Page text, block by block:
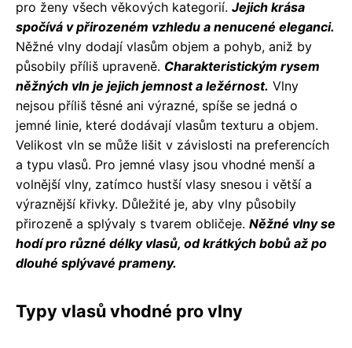
pro ženy všech věkových kategorií. Jejich krása
spočívá v přirozeném vzhledu a nenucené eleganci.
Něžné vlny dodají vlasům objem a pohyb, aniž by
působily příliš upraveně. Charakteristickým rysem
něžných vln je jejich jemnost a ležérnost. Vlny
nejsou příliš těsné ani výrazné, spíše se jedná o
jemné linie, které dodávají vlasům texturu a objem.
Velikost vln se může lišit v závislosti na preferencích
a typu vlasů. Pro jemné vlasy jsou vhodné menší a
volnější vlny, zatímco hustší vlasy snesou i větší a
výraznější křivky. Důležité je, aby vlny působily
přirozeně a splývaly s tvarem obličeje. Něžné vlny se
hodí pro různé délky vlasů, od krátkých bobů až po
dlouhé splývavé prameny.
Typy vlasů vhodné pro vlny